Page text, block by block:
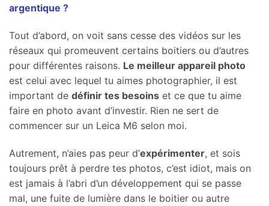
argentique ?
Tout d’abord, on voit sans cesse des vidéos sur les
réseaux qui promeuvent certains boitiers ou d’autres
pour différentes raisons. Le meilleur appareil photo
est celui avec lequel tu aimes photographier, il est
important de définir tes besoins et ce que tu aime
faire en photo avant d’investir. Rien ne sert de
commencer sur un Leica M6 selon moi.
Autrement, n’aies pas peur d’expérimenter, et sois
toujours prêt à perdre tes photos, c’est idiot, mais on
est jamais à l’abri d’un développement qui se passe
mal, une fuite de lumière dans le boitier ou autre